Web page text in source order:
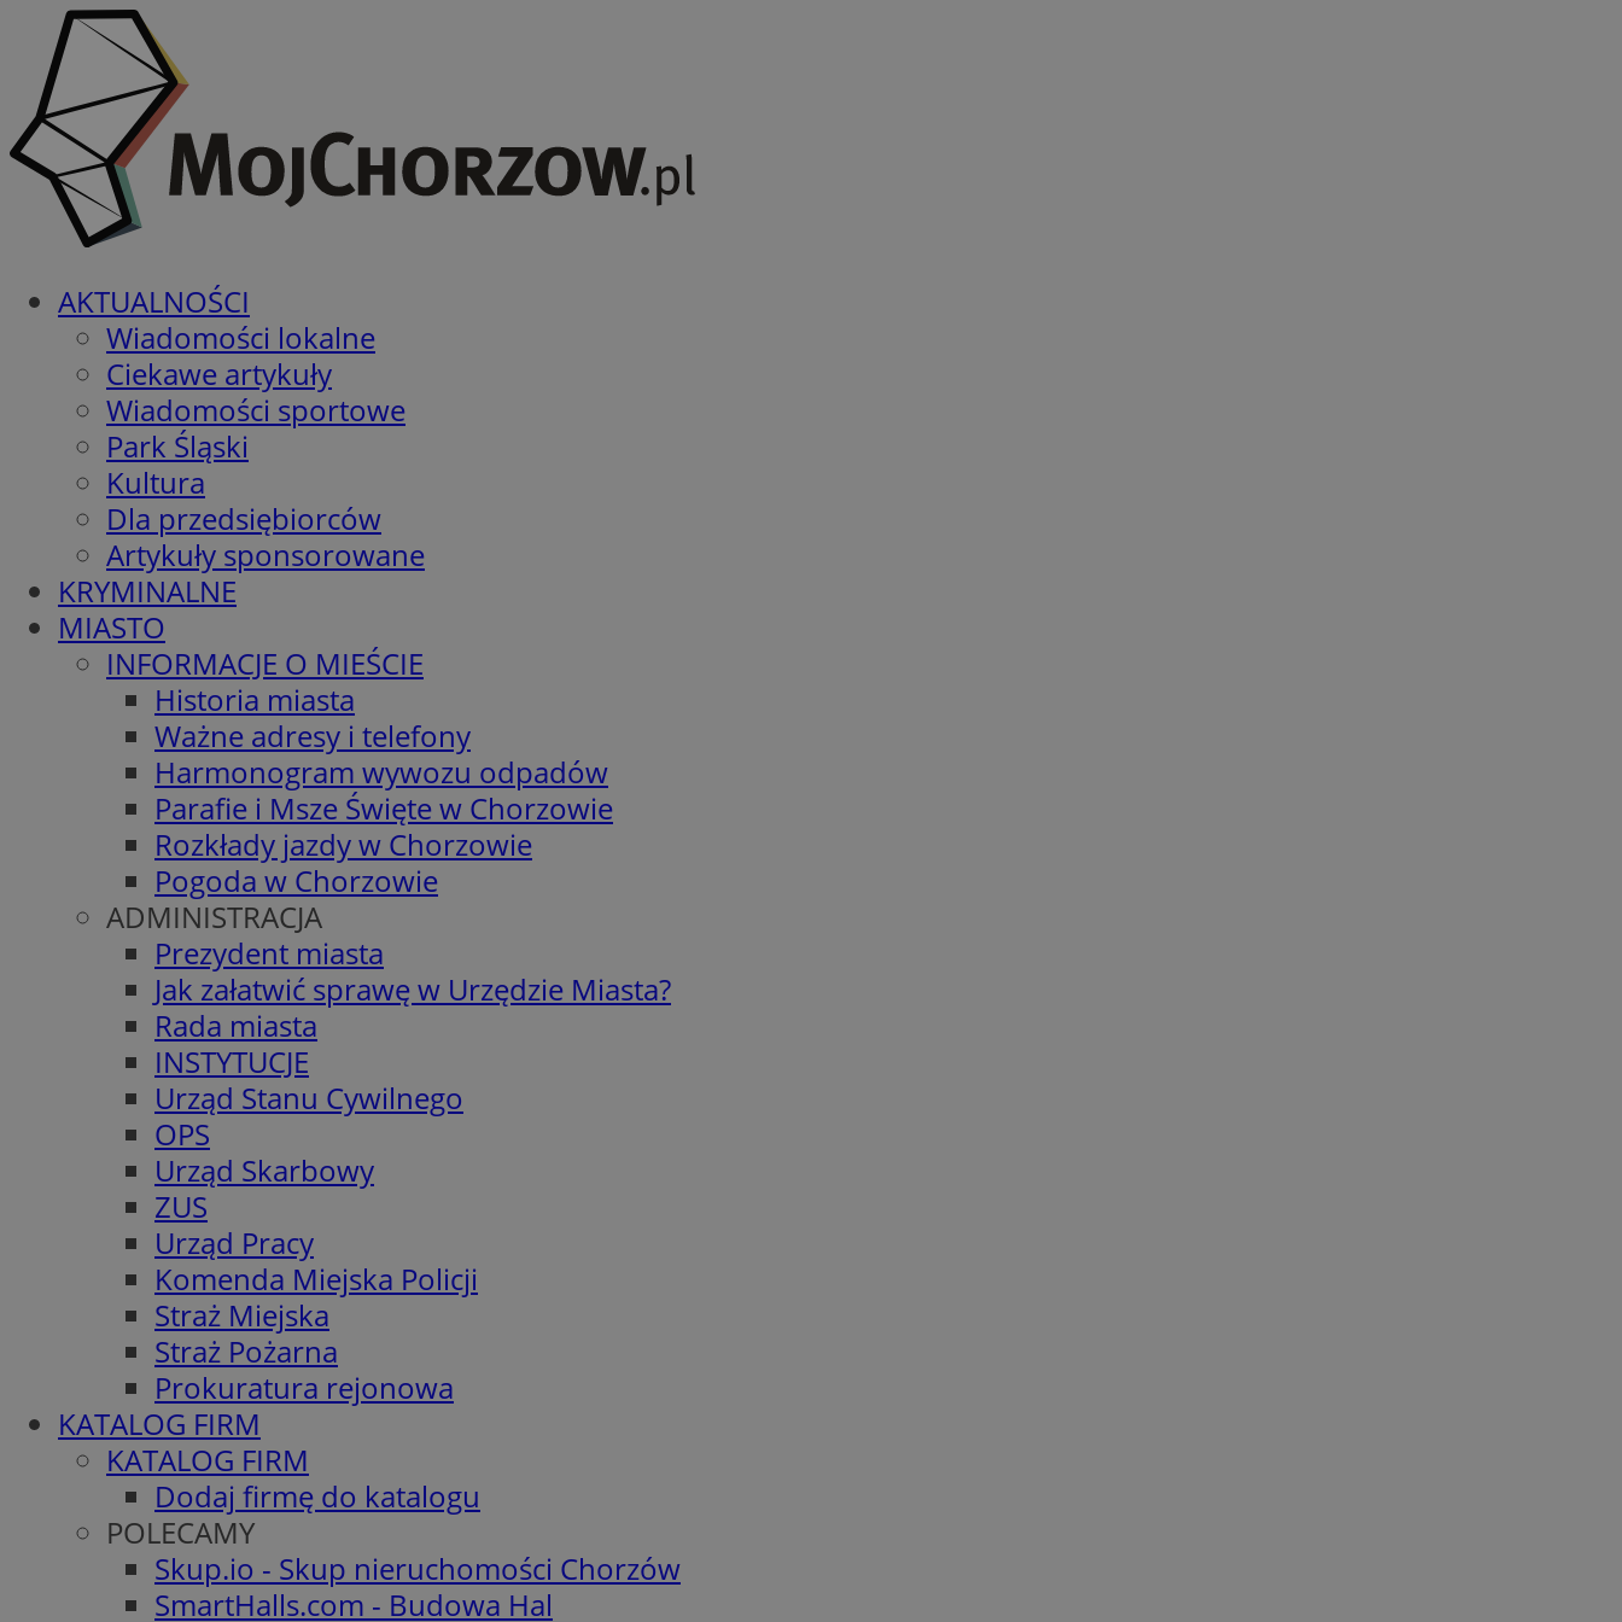
AKTUALNOŚCI
Wiadomości lokalne
Ciekawe artykuły
Wiadomości sportowe
Park Śląski
Kultura
Dla przedsiębiorców
Artykuły sponsorowane
KRYMINALNE
MIASTO
INFORMACJE O MIEŚCIE
Historia miasta
Ważne adresy i telefony
Harmonogram wywozu odpadów
Parafie i Msze Święte w Chorzowie
Rozkłady jazdy w Chorzowie
Pogoda w Chorzowie
ADMINISTRACJA
Prezydent miasta
Jak załatwić sprawę w Urzędzie Miasta?
Rada miasta
INSTYTUCJE
Urząd Stanu Cywilnego
OPS
Urząd Skarbowy
ZUS
Urząd Pracy
Komenda Miejska Policji
Straż Miejska
Straż Pożarna
Prokuratura rejonowa
KATALOG FIRM
KATALOG FIRM
Dodaj firmę do katalogu
POLECAMY
Skup.io - Skup nieruchomości Chorzów
SmartHalls.com - Budowa Hal